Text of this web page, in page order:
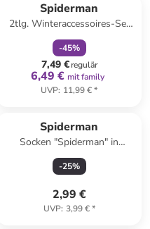
Spiderman
2tlg. Winteraccessoires-Set
"Spiderman" in Grau
-45%
7,49 €regulär
6,49 € mit family
UVP: 11,99 €*
Spiderman
Socken "Spiderman" in
Hellblau
-25%
2,99 €
UVP: 3,99 €*